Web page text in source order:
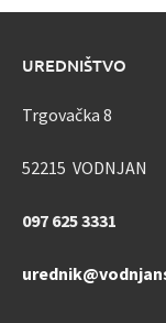
UREDNIŠTVO
Trgovačka 8
52215 VODNJAN
097 625 3331